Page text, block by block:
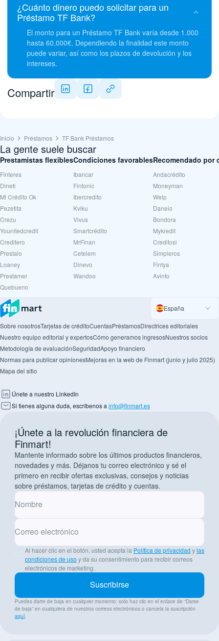
¿Cuánto dinero puedo solicitar para un
Préstamo TF Bank?
El monto para un Préstamo TF Bank varía desde 1.000
hasta 60.000€. Dependiendo la finalidad este monto
puede variar, así como los plazos de devolución y los
intereses.
Compartir
Inicio Préstamos TF Bank Préstamos
La gente suele buscar
Prestamistas flexibles
Finteres
Dineti
Mi Crédito Ok
Pezetita
Crezu
Younitedcredit
Creditero
Prestalo
Loaney
Prestamer
Quebueno
Condiciones favorables
Ibancar
Fintonic
Ibercredito
Kviku
Vivus
Smartcrédito
MrFinan
Cetelem
Dinevo
Wandoo
Recomendado por
Andacrédito
Moneyman
Welp
Daneio
Bondora
Mykredit
Creditosi
Simpleros
Fintya
Avinto
España
Sobre nosotrosTarjetas de créditoCuentasPréstamosDirectrices editoriales
Nuestro equipo editorial y expertosCómo generamos ingresosNuestros socios
Metodología de evaluaciónSeguridadApoyo financiero
Normas para publicar opinionesMejoras en la web de Finmart (junio y julio 2025)
Mapa del sitio
Únete a nuestro LinkedIn
Si tienes alguna duda, escríbenos a info@finmart.es
¡Únete a la revolución financiera de
Finmart!
Mantente informado sobre los últimos productos financieros,
novedades y más. Déjanos tu correo electrónico y sé el
primero en recibir ofertas exclusivas, consejos y noticias
sobre préstamos, tarjetas de crédito y cuentas.
Nombre
Correo electrónico
Al hacer clic en el botón, usted acepta la Política de privacidad ylas
condiciones de uso y da su consentimiento para recibir correos
electrónicos de marketing.
Suscribirse
Puedes darte de baja en cualquier momento: solo haz clic en el enlace de “Darse
de baja” en cualquiera de nuestros correos electrónicos o cancela la suscripción
aquí.